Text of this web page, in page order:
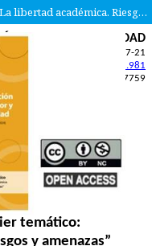
Presentación del Dossier Temático "La libertad académica. Riesgos y amenazas"